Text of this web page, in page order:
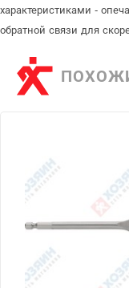
характеристиками -
обратной связи для